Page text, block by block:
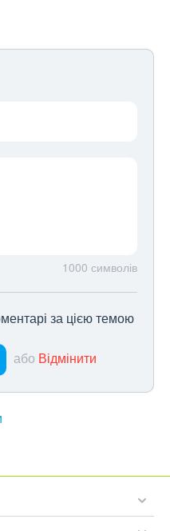
1000 символів
за цією темою
або Відмінити